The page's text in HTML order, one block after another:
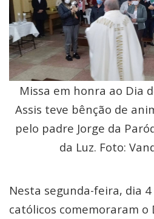
Missa em honra ao Dia
Assis teve bênção de
pelo padre Jorge da
da Luz. Foto:
Nesta segunda-feira, dia
católicos comemoraram o